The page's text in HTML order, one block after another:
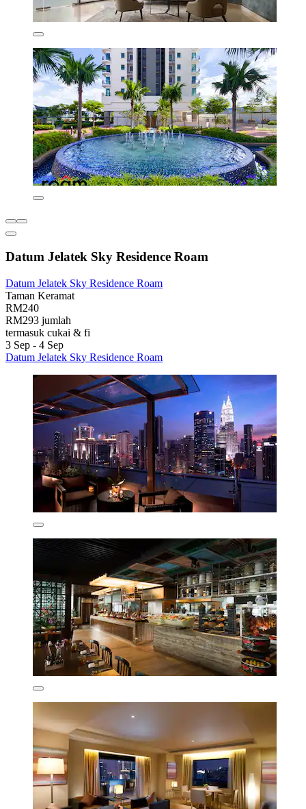
Datum Jelatek Sky Residence Roam
Datum Jelatek Sky Residence Roam
Taman Keramat
RM240
RM293 jumlah
termasuk cukai & fi
3 Sep - 4 Sep
Datum Jelatek Sky Residence Roam